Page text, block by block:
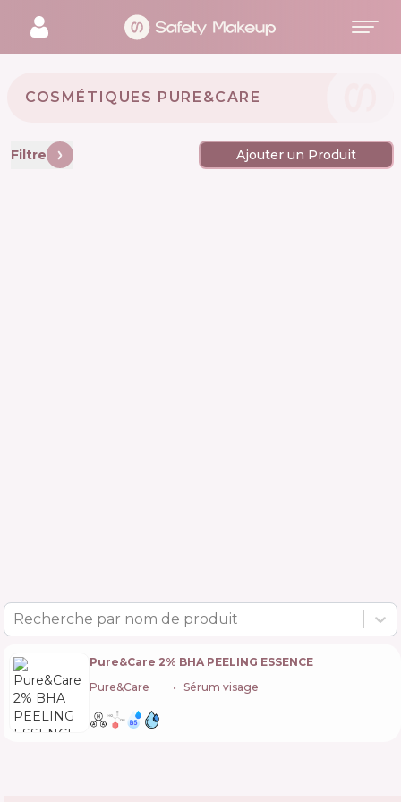
COSMÉTIQUES PURE&CARE 🇩🇰
Filtre Ajouter un Produit
Recherche par nom de produit
Pure&Care 2% BHA PEELING ESSENCE
Pure&Care
Sérum visage